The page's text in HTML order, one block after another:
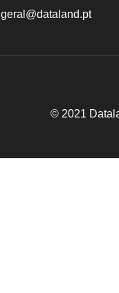
geral@dataland.pt
© 2021